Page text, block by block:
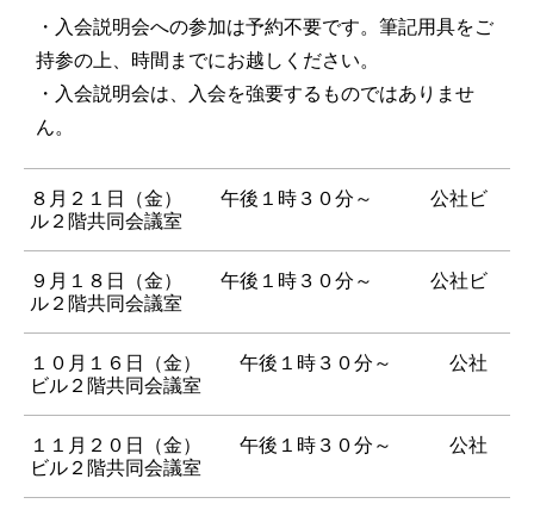
・入会説明会への参加は予約不要です。筆記用具をご
持参の上、時間までにお越しください。
・入会説明会は、入会を強要するものではありませ
ん。
８月２１日（金） 午後１時３０分～ 公社ビ
ル２階共同会議室
９月１８日（金） 午後１時３０分～ 公社ビ
ル２階共同会議室
１０月１６日（金） 午後１時３０分～ 公社
ビル２階共同会議室
１１月２０日（金） 午後１時３０分～ 公社
ビル２階共同会議室